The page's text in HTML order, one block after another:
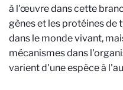
à l'œuvre dans cette
gènes et les protéines de
dans le monde vivant,
mécanismes dans
varient d'une espèce à